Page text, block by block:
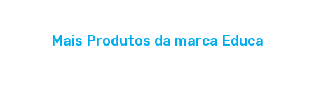
Mais Produtos da marca Educa